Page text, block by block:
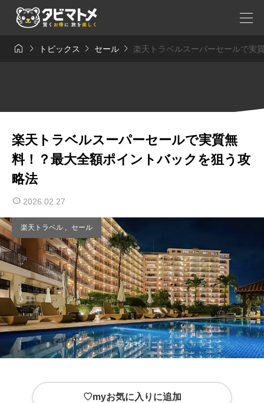
  トピックス  セール  楽天トラベルスーパーセールで実
楽天トラベルスーパーセールで実質無
料！？最大全額ポイントバックを狙う攻
略法
2026.02.27
楽天トラベル , セール
♡myお気に入りに追加